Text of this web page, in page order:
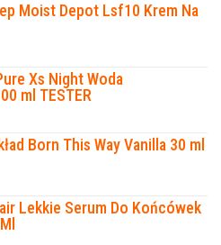
Moist Depot Lsf10 Krem Na
Xs Night Woda
ml TESTER
Born This Way Vanilla 30 ml
Lekkie Serum Do Końcówek